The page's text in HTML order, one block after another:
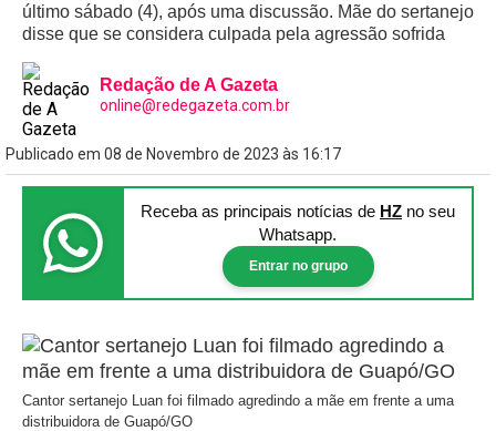
último sábado (4), após uma discussão. Mãe do sertanejo
disse que se considera culpada pela agressão sofrida
Redação de A Gazeta
online@redegazeta.com.br
Publicado em 08 de Novembro de 2023 às 16:17
Receba as principais notícias de HZ no seu
Whatsapp.
Entrar no grupo
Cantor sertanejo Luan foi filmado agredindo a mãe em frente a uma
distribuidora de Guapó/GO